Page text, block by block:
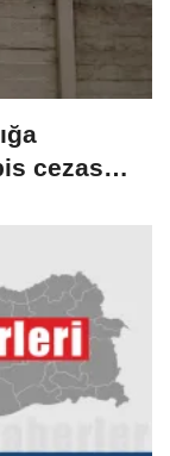
cezası